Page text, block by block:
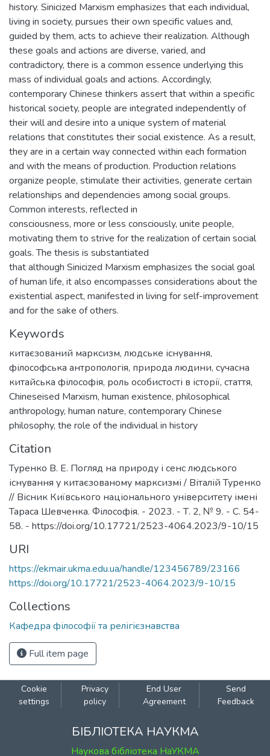
history. Sinicized Marxism emphasizes that each individual,
living in society, pursues their own specific values and,
guided by them, acts to achieve their realization. Although
these goals and actions are diverse, varied, and
contradictory, there is a common essence underlying this
mass of individual goals and actions. Accordingly,
contemporary Chinese thinkers assert that within a specific
historical society, people are integrated independently of
their will and desire into a unique system of material
relations that constitutes their social existence. As a result,
they are in a certain way connected within each formation
and with the means of production. Production relations
organize people, stimulate their activities, generate certain
relationships and dependencies among social groups.
Common interests, reflected in
consciousness, more or less consciously, unite people,
motivating them to strive for the realization of certain social
goals. The thesis is substantiated
that although Sinicized Marxism emphasizes the social goal
of human life, it also encompasses considerations about the
existential aspect, manifested in living for self-improvement
and for the sake of others.
Keywords
китаєзований марксизм, людське існування,
філософська антропологія, природа людини, сучасна
китайська філософія, роль особистості в історії, стаття,
Chineseised Marxism, human existence, philosophical
anthropology, human nature, contemporary Chinese
philosophy, the role of the individual in history
Citation
Туренко В. Е. Погляд на природу і сенс людського
існування у китаєзованому марксизмі / Віталій Туренко
// Вісник Київського національного університету імені
Тараса Шевченка. Філософія. - 2023. - Т. 2, № 9. - С. 54-
58. - https://doi.org/10.17721/2523-4064.2023/9-10/15
URI
https://ekmair.ukma.edu.ua/handle/123456789/23166
https://doi.org/10.17721/2523-4064.2023/9-10/15
Collections
Кафедра філософії та релігієзнавства
Full item page
Cookie
settings
Privacy
policy
End User
Agreement
Send
Feedback
БІБЛІОТЕКА НАУКМА
Наукова бібліотека НаУКМА